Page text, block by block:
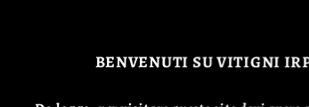
ch...
BENVENUTI SU VITIGNI